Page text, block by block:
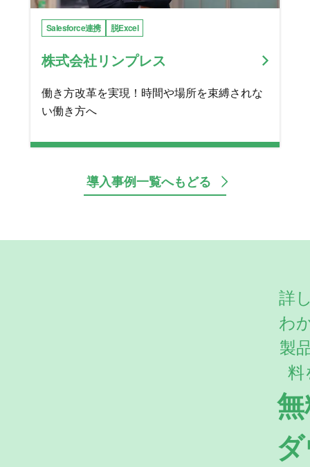
Salesforce連携 脱Excel
株式会社リンプレス
働き方改革を実現！時間や場所を束縛されな
い働き方へ
導入事例一覧へもどる
詳
わ
製
料